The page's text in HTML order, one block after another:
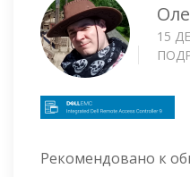
15
Рекомендовано к